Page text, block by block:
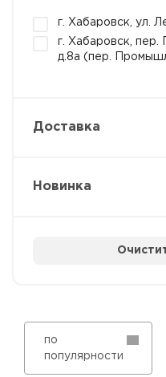
г. Хабаровск, ул.
г. Хабаровск,
д.8а (пер.
Доставка
Новинка
по
популярности